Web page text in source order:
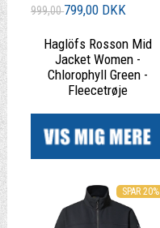
999,00799,00 DKK
Haglöfs Rosson Mid
Jacket Women -
Chlorophyll Green -
Fleecetrøje
SPAR 20%